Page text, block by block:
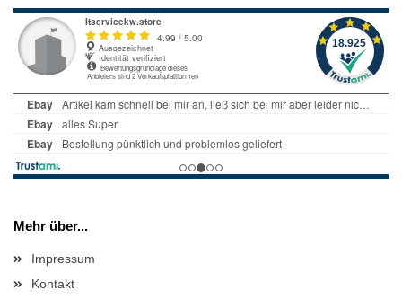
Mehr über...
Impressum
Kontakt